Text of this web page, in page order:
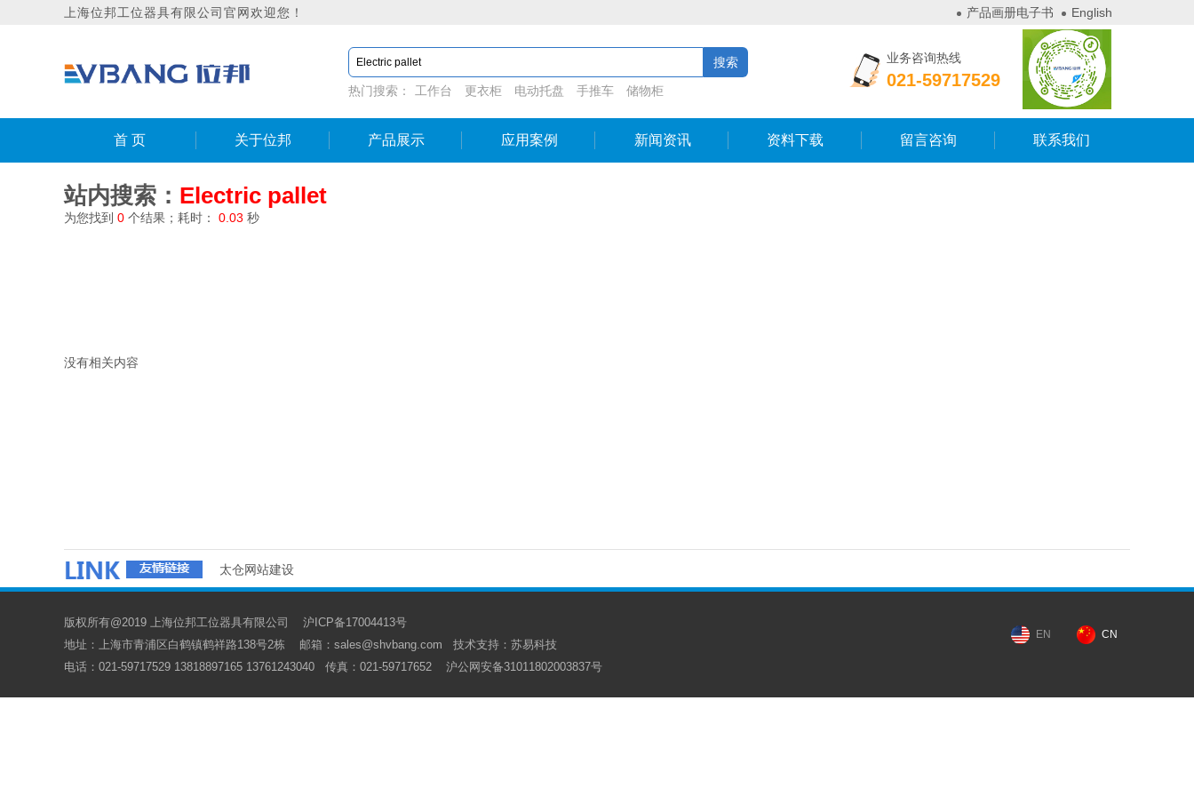
上海位邦工位器具有限公司官网欢迎您！ 产品画册电子书 English
热门搜索： 工作台 更衣柜 电动托盘 手推车 储物柜
业务咨询热线
021-59717529
首 页 关于位邦 产品展示 应用案例 新闻资讯 资料下载 留言咨询 联系我们
站内搜索： Electric pallet
为您找到 0 个结果；耗时： 0.03 秒
没有相关内容
太仓网站建设
版权所有@2019 上海位邦工位器具有限公司
沪ICP备17004413号
地址：上海市青浦区白鹤镇鹤祥路138号2栋 邮箱：sales@shvbang.com 技术支持：苏易科技
电话：021-59717529 13818897165 13761243040 传真：021-59717652 沪公网安备31011802003837号
EN CN